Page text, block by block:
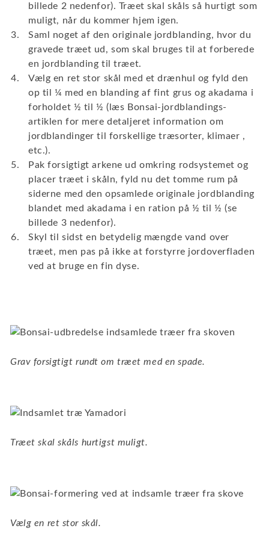
billede 2 nedenfor). Træet skal skåls så hurtigt som
muligt, når du kommer hjem igen.
Saml noget af den originale jordblanding, hvor du
gravede træet ud, som skal bruges til at forberede
en jordblanding til træet.
Vælg en ret stor skål med et drænhul og fyld den
op til ¼ med en blanding af fint grus og akadama i
forholdet ½ til ½ (læs Bonsai-jordblandings-
artiklen for mere detaljeret information om
jordblandinger til forskellige træsorter, klimaer ,
etc.).
Pak forsigtigt arkene ud omkring rodsystemet og
placer træet i skåln, fyld nu det tomme rum på
siderne med den opsamlede originale jordblanding
blandet med akadama i en ration på ½ til ½ (se
billede 3 nedenfor).
Skyl til sidst en betydelig mængde vand over
træet, men pas på ikke at forstyrre jordoverfladen
ved at bruge en fin dyse.
Grav forsigtigt rundt om træet med en spade.
Træet skal skåls hurtigst muligt.
Vælg en ret stor skål.